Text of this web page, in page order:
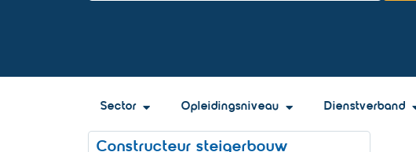
Sector Opleidingsniveau Dienstverband
Constructeur steigerbouw